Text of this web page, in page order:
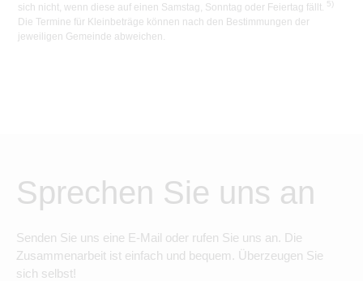
sich nicht, wenn diese auf einen Samstag, Sonntag oder Feiertag fällt. 5)
Die Termine für Kleinbeträge können nach den Bestimmungen der
jeweiligen Gemeinde abweichen.
Sprechen Sie uns an
Senden Sie uns eine E-Mail oder rufen Sie uns an. Die
Zusammenarbeit ist einfach und bequem. Überzeugen Sie
sich selbst!